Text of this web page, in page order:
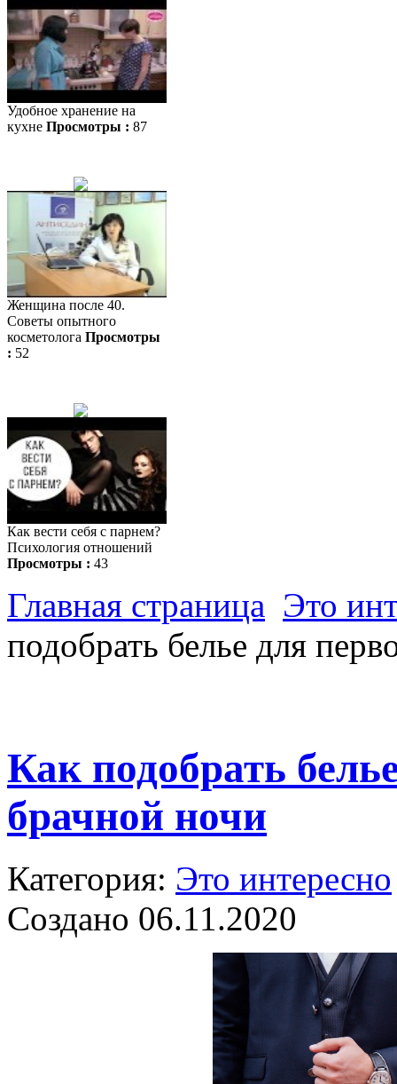
Удобное хранение на
кухне Просмотры : 87
Женщина после 40.
Советы опытного
косметолога Просмотры
: 52
Как вести себя с парнем?
Психология отношений
Просмотры : 43
Главная страница Это
подобрать белье для
Как подобрать
брачной ночи
Категория: Это интересно
Создано 06.11.2020